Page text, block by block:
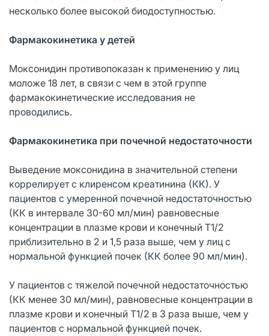
несколько более высокой биодоступностью.
Фармакокинетика у детей
Моксонидин противопоказан к применению у лиц
моложе 18 лет, в связи с чем в этой группе
фармакокинетические исследования не
проводились.
Фармакокинетика при почечной недостаточности
Выведение моксонидина в значительной степени
коррелирует с клиренсом креатинина (КК). У
пациентов с умеренной почечной недостаточностью
(КК в интервале 30-60 мл/мин) равновесные
концентрации в плазме крови и конечный Т1/2
приблизительно в 2 и 1,5 раза выше, чем у лиц с
нормальной функцией почек (КК более 90 мл/мин).
У пациентов с тяжелой почечной недостаточностью
(КК менее 30 мл/мин), равновесные концентрации в
плазме крови и конечный Т1/2 в 3 раза выше, чем у
пациентов с нормальной функцией почек.